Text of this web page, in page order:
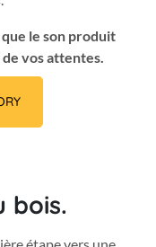
le son produit
vos attentes.
bois.